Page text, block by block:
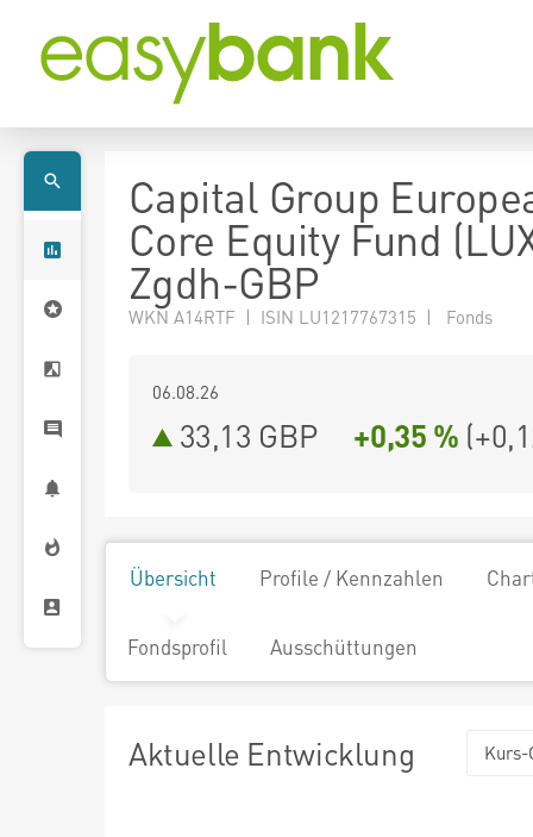
Capital Group
Core Equity Fund
Zgdh-GBP
WKN A14RTF | ISIN LU1217767315 | Fonds
06.08.26
33,13 GBP +0,35 % (
Übersicht Profile / Kennzahlen
Fondsprofil Ausschüttungen
Aktuelle Entwicklung Kurs-